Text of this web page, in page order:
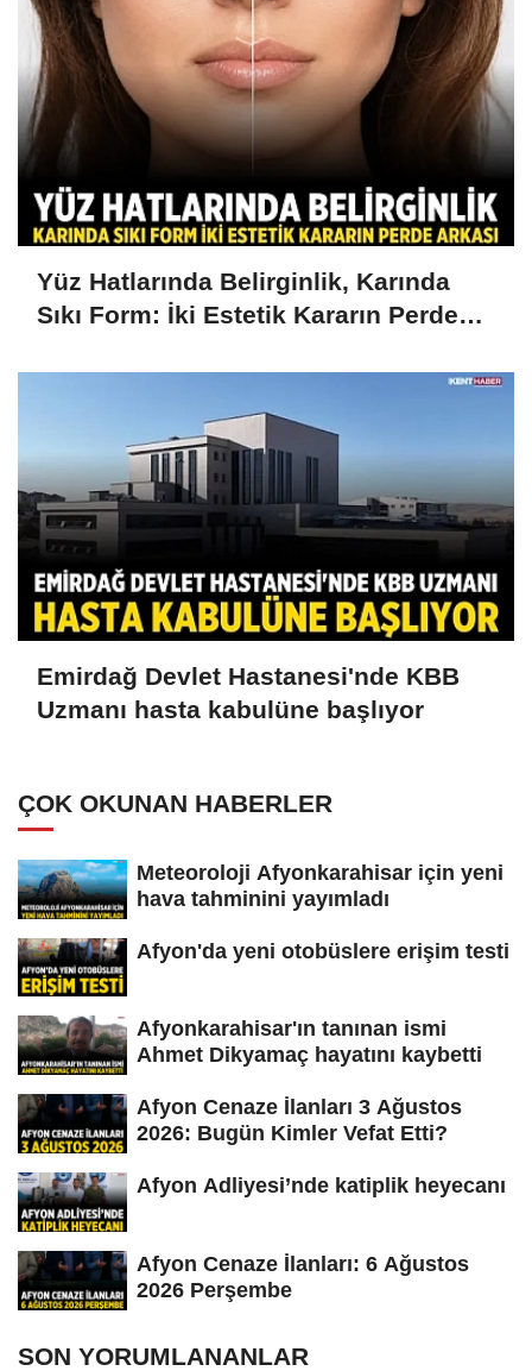
Yüz Hatlarında Belirginlik, Karında
Sıkı Form: İki Estetik Kararın Perde
Emirdağ Devlet Hastanesi'nde KBB
Uzmanı hasta kabulüne başlıyor
ÇOK OKUNAN HABERLER
Meteoroloji Afyonkarahisar için yeni
hava tahminini yayımladı
Afyon'da yeni otobüslere erişim testi
Afyonkarahisar'ın tanınan ismi
Ahmet Dikyamaç hayatını kaybetti
Afyon Cenaze İlanları 3 Ağustos
2026: Bugün Kimler Vefat Etti?
Afyon Adliyesi’nde katiplik heyecanı
Afyon Cenaze İlanları: 6 Ağustos
2026 Perşembe
SON YORUMLANANLAR